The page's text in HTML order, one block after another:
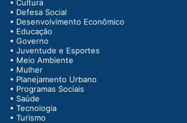
• Cultura
• Defesa Social
• Desenvolvimento Econômico
• Educação
• Governo
• Juventude e Esportes
• Meio Ambiente
• Mulher
• Planejamento Urbano
• Programas Sociais
• Saúde
• Tecnologia
• Turismo